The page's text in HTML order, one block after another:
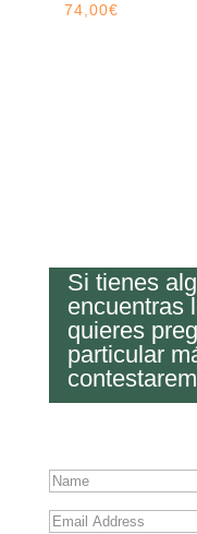
74,00€
Si tienes
encuentras
quieres
particular